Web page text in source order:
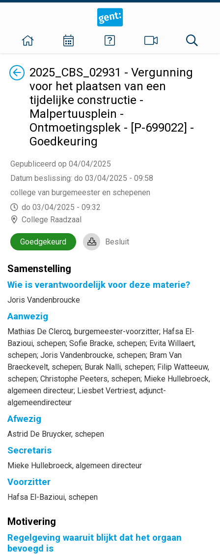
Terug2025_CBS_02931 - Vergunning
voor het plaatsen van een
tijdelijke constructie -
Malpertuusplein -
Ontmoetingsplek - [P-699022] -
Goedkeuring
Gepubliceerd op 04/04/2025
Datum beslissing: do 03/04/2025 - 09:58
college van burgemeester en schepenen
do 03/04/2025 - 09:32
College Raadzaal
Goedgekeurd Besluit
Samenstelling
Wie is verantwoordelijk voor deze materie?
Joris Vandenbroucke
Aanwezig
Mathias De Clercq, burgemeester-voorzitter; Hafsa El-
Bazioui, schepen; Sofie Bracke, schepen; Evita Willaert,
schepen; Joris Vandenbroucke, schepen; Bram Van
Braeckevelt, schepen; Burak Nalli, schepen; Filip Watteeuw,
schepen; Christophe Peeters, schepen; Mieke Hullebroeck,
algemeen directeur; Liesbet Vertriest, adjunct-
algemeendirecteur
Afwezig
Astrid De Bruycker, schepen
Secretaris
Mieke Hullebroeck, algemeen directeur
Voorzitter
Hafsa El-Bazioui, schepen
Motivering
Regelgeving waaruit blijkt dat het orgaan
bevoegd is